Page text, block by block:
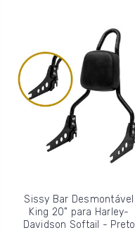
Sissy Bar Desmontável
King 20" para Harley-
Davidson Softail - Preto